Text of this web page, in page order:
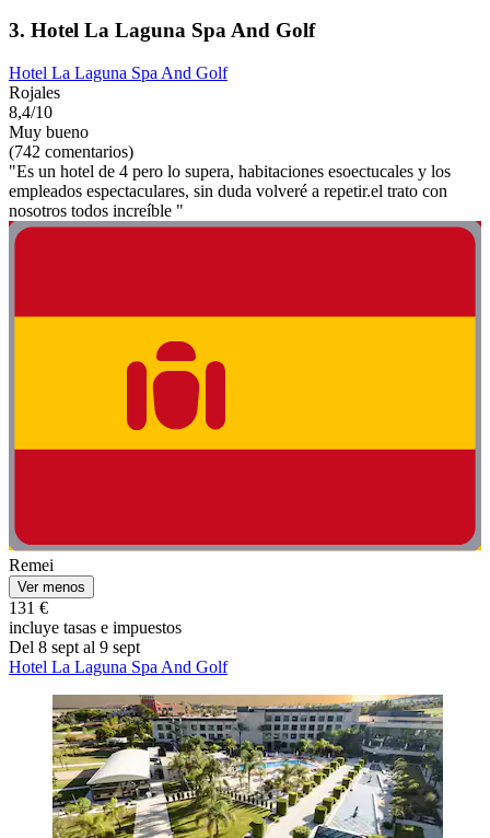
3. Hotel La Laguna Spa And Golf
Hotel La Laguna Spa And Golf
Rojales
8,4/10
Muy bueno
(742 comentarios)
"Es un hotel de 4 pero lo supera, habitaciones esoectucales y los
empleados espectaculares, sin duda volveré a repetir.el trato con
nosotros todos increíble "
Remei
Ver menos
131 €
incluye tasas e impuestos
Del 8 sept al 9 sept
Hotel La Laguna Spa And Golf